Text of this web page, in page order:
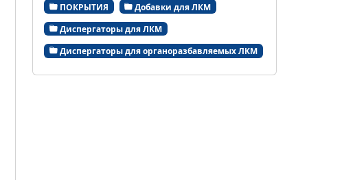
ПОКРЫТИЯ
Добавки для ЛКМ
Диспергаторы для ЛКМ
Диспергаторы для органоразбавляемых ЛКМ